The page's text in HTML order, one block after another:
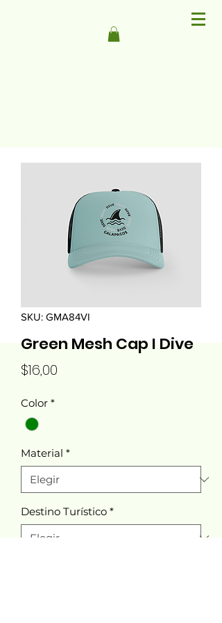
SKU: GMA84VI
Green Mesh Cap I Dive
$16,00
Color *
Material *
Destino Turístico *